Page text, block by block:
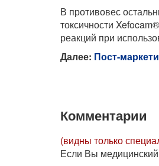
В противовес
токсичности
реакций при
Далее: Пост-
Комментарии
(видны только
Если Вы